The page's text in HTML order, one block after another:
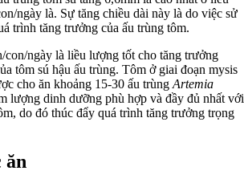
ngày là. Sự tăng chiều dài này là do việc sử
trình tăng trưởng của ấu trùng tôm.
con/ngày là liều lượng tốt cho tăng trưởng
tôm sú hậu ấu trùng. Tôm ở giai đoạn mysis
cho ăn khoảng 15-30 ấu trùng Artemia
lượng dinh dưỡng phù hợp và đầy đủ nhất với
do đó thúc đẩy quá trình tăng trưởng trọng
ăn